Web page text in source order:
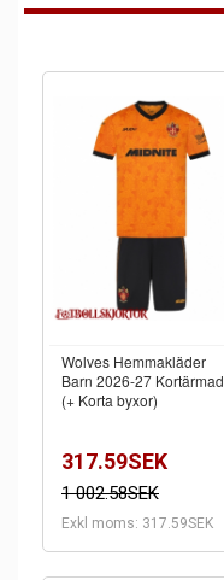
Wolves Hemmakläder
Barn 2026-27 Kortärmad
(+ Korta byxor)
317.59SEK
1 002.58SEK
Exkl moms: 317.59SEK